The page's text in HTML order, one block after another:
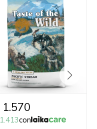
1.570
1.413con